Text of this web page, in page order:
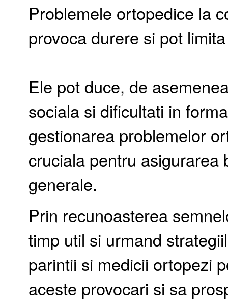
Problemele ortopedice la
provoca durere si pot
Ele pot duce, de
sociala si dificultati in
gestionarea problemelor
cruciala pentru asigurarea
generale.
Prin recunoasterea
timp util si urmand
parintii si medicii ortopezi
aceste provocari si sa